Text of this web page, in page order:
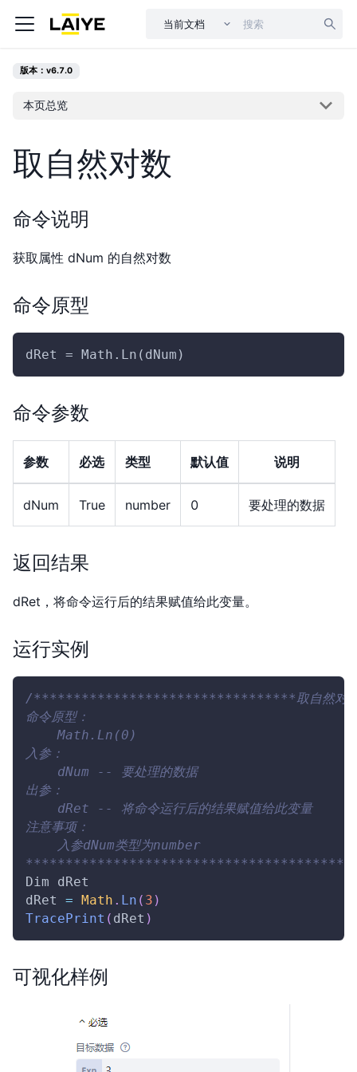
当前文档
版本：v6.7.0
本页总览
取自然对数
命令说明
获取属性 dNum 的自然对数
命令原型
dRet = Math.Ln(dNum)
命令参数
参数 必选 类型 默认值 说明
dNum True number 0 要处理的数据
返回结果
dRet，将命令运行后的结果赋值给此变量。
运行实例
/*********************************取自然
命令原型：
    Math.Ln(0)
入参：
    dNum -- 要处理的数据
出参：
    dRet -- 将命令运行后的结果赋值给此变量
注意事项：
    入参dNum类型为number
Dim dRet
dRet = Math . Ln ( 3 )
TracePrint ( dRet )
可视化样例